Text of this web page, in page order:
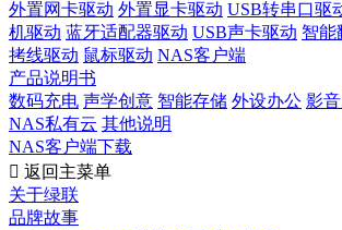
外置网卡驱动 外置显卡驱动 USB转串口驱
机驱动 蓝牙适配器驱动 USB声卡驱动 智能
拷线驱动 鼠标驱动 NAS客户端
产品说明书
数码充电 声学创意 智能存储 外设办公 影
NAS私有云 其他说明
NAS客户端下载
 返回主菜单
关于绿联
品牌故事